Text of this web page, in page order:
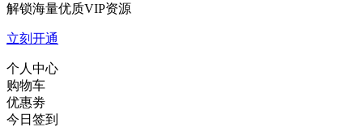
解锁海量优质VIP资源
立刻开通
个人中心
购物车
优惠劵
今日签到